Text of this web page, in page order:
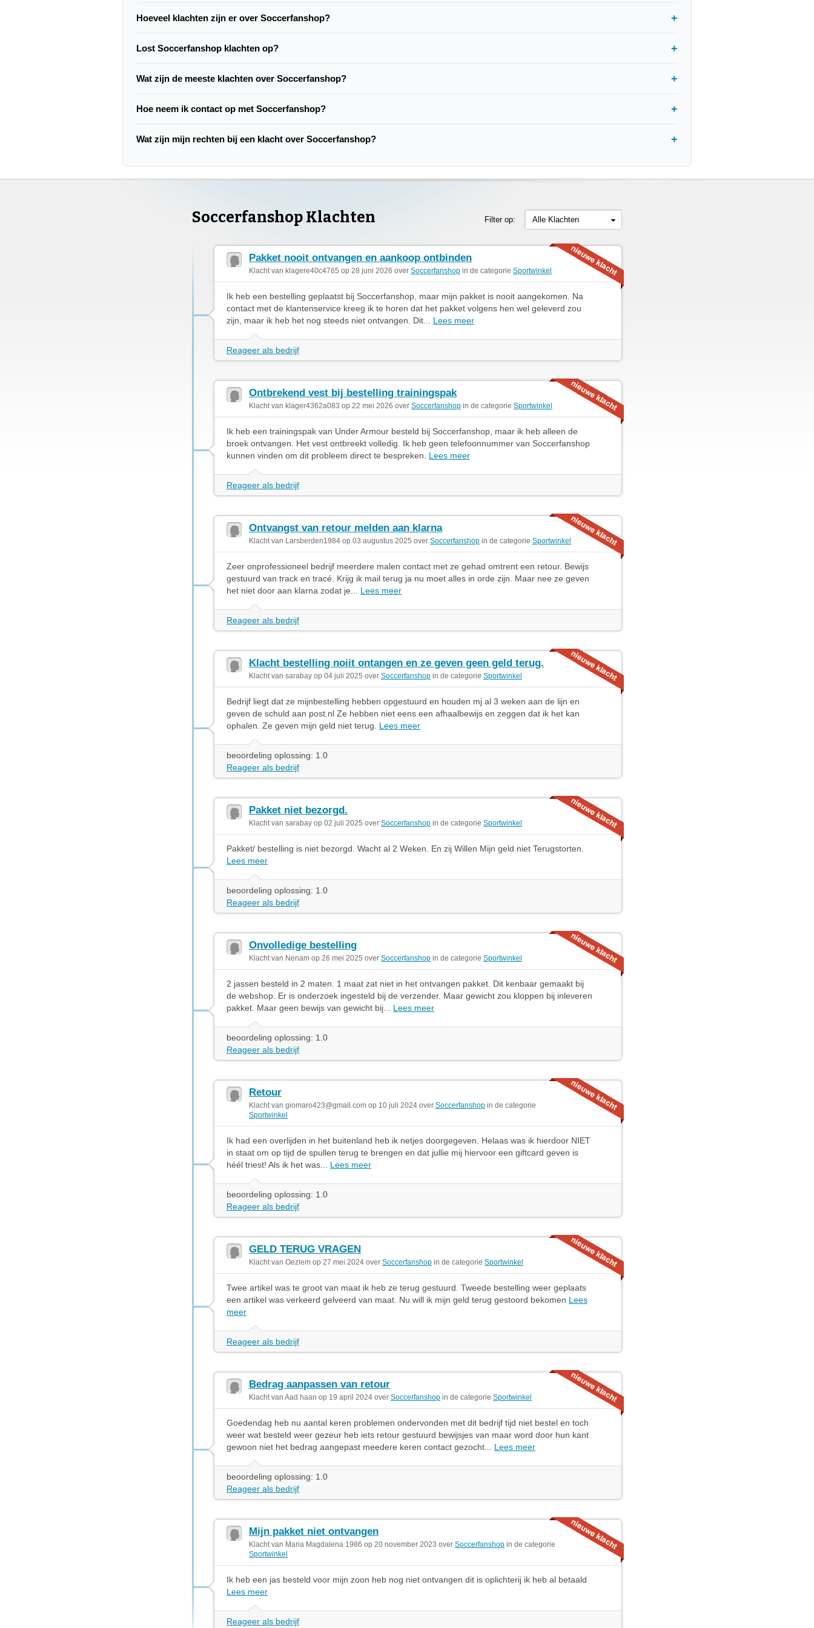
Hoeveel klachten zijn er over Soccerfanshop?
Lost Soccerfanshop klachten op?
Wat zijn de meeste klachten over Soccerfanshop?
Hoe neem ik contact op met Soccerfanshop?
Wat zijn mijn rechten bij een klacht over Soccerfanshop?
Soccerfanshop Klachten Filter op: Alle Klachten
Pakket nooit ontvangen en aankoop ontbinden
Klacht van klagere40c4765 op 28 juni 2026 over Soccerfanshop in de categorie Sportwinkel
Ik heb een bestelling geplaatst bij Soccerfanshop, maar mijn pakket is nooit aangekomen. Na
contact met de klantenservice kreeg ik te horen dat het pakket volgens hen wel geleverd zou
zijn, maar ik heb het nog steeds niet ontvangen. Dit... Lees meer
Reageer als bedrijf
Ontbrekend vest bij bestelling trainingspak
Klacht van klager4362a083 op 22 mei 2026 over Soccerfanshop in de categorie Sportwinkel
Ik heb een trainingspak van Under Armour besteld bij Soccerfanshop, maar ik heb alleen de
broek ontvangen. Het vest ontbreekt volledig. Ik heb geen telefoonnummer van Soccerfanshop
kunnen vinden om dit probleem direct te bespreken. Lees meer
Reageer als bedrijf
Ontvangst van retour melden aan klarna
Klacht van Larsberden1984 op 03 augustus 2025 over Soccerfanshop in de categorie Sportwinkel
Zeer onprofessioneel bedrijf meerdere malen contact met ze gehad omtrent een retour. Bewijs
gestuurd van track en tracé. Krijg ik mail terug ja nu moet alles in orde zijn. Maar nee ze geven
het niet door aan klarna zodat je... Lees meer
Reageer als bedrijf
Klacht bestelling noiit ontangen en ze geven geen geld terug.
Klacht van sarabay op 04 juli 2025 over Soccerfanshop in de categorie Sportwinkel
Bedrijf liegt dat ze mijnbestelling hebben opgestuurd en houden mj al 3 weken aan de lijn en
geven de schuld aan post.nl Ze hebben niet eens een afhaalbewijs en zeggen dat ik het kan
ophalen. Ze geven mijn geld niet terug. Lees meer
beoordeling oplossing: 1.0
Reageer als bedrijf
Pakket niet bezorgd.
Klacht van sarabay op 02 juli 2025 over Soccerfanshop in de categorie Sportwinkel
Pakket/ bestelling is niet bezorgd. Wacht al 2 Weken. En zij Willen Mijn geld niet Terugstorten.
Lees meer
beoordeling oplossing: 1.0
Reageer als bedrijf
Onvolledige bestelling
Klacht van Nenam op 26 mei 2025 over Soccerfanshop in de categorie Sportwinkel
2 jassen besteld in 2 maten. 1 maat zat niet in het ontvangen pakket. Dit kenbaar gemaakt bij
de webshop. Er is onderzoek ingesteld bij de verzender. Maar gewicht zou kloppen bij inleveren
pakket. Maar geen bewijs van gewicht bij... Lees meer
beoordeling oplossing: 1.0
Reageer als bedrijf
Retour
Klacht van giomaro423@gmail.com op 10 juli 2024 over Soccerfanshop in de categorie
Sportwinkel
Ik had een overlijden in het buitenland heb ik netjes doorgegeven. Helaas was ik hierdoor NIET
in staat om op tijd de spullen terug te brengen en dat jullie mij hiervoor een giftcard geven is
héél triest! Als ik het was... Lees meer
beoordeling oplossing: 1.0
Reageer als bedrijf
GELD TERUG VRAGEN
Klacht van Oezlem op 27 mei 2024 over Soccerfanshop in de categorie Sportwinkel
Twee artikel was te groot van maat ik heb ze terug gestuurd. Tweede bestelling weer geplaats
een artikel was verkeerd gelveerd van maat. Nu will ik mijn geld terug gestoord bekomen Lees
meer
Reageer als bedrijf
Bedrag aanpassen van retour
Klacht van Aad haan op 19 april 2024 over Soccerfanshop in de categorie Sportwinkel
Goedendag heb nu aantal keren problemen ondervonden met dit bedrijf tijd niet bestel en toch
weer wat besteld weer gezeur heb iets retour gestuurd bewijsjes van maar word door hun kant
gewoon niet het bedrag aangepast meedere keren contact gezocht... Lees meer
beoordeling oplossing: 1.0
Reageer als bedrijf
Mijn pakket niet ontvangen
Klacht van Maria Magdalena 1986 op 20 november 2023 over Soccerfanshop in de categorie
Sportwinkel
Ik heb een jas besteld voor mijn zoon heb nog niet ontvangen dit is oplichterij ik heb al betaald
Lees meer
Reageer als bedrijf